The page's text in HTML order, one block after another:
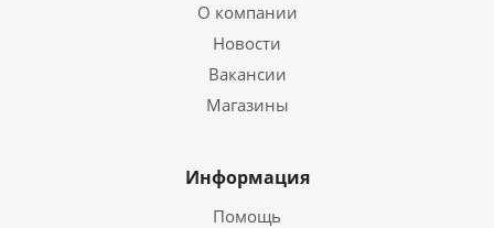
О компании
Новости
Вакансии
Магазины
Информация
Помощь